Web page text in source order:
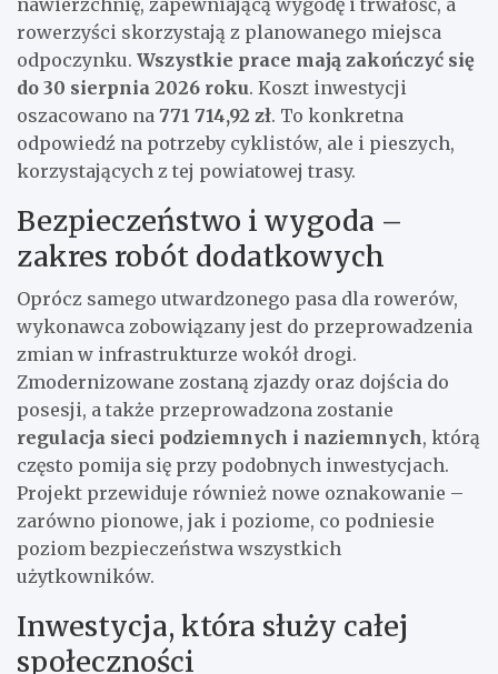
rowerzyści skorzystają z planowanego miejsca
odpoczynku. Wszystkie prace mają zakończyć się
do 30 sierpnia 2026 roku. Koszt inwestycji
oszacowano na 771 714,92 zł. To konkretna
odpowiedź na potrzeby cyklistów, ale i pieszych,
korzystających z tej powiatowej trasy.
Bezpieczeństwo i wygoda –
zakres robót dodatkowych
Oprócz samego utwardzonego pasa dla rowerów,
wykonawca zobowiązany jest do przeprowadzenia
zmian w infrastrukturze wokół drogi.
Zmodernizowane zostaną zjazdy oraz dojścia do
posesji, a także przeprowadzona zostanie
regulacja sieci podziemnych i naziemnych, którą
często pomija się przy podobnych inwestycjach.
Projekt przewiduje również nowe oznakowanie –
zarówno pionowe, jak i poziome, co podniesie
poziom bezpieczeństwa wszystkich
użytkowników.
Inwestycja, która służy całej
społeczności